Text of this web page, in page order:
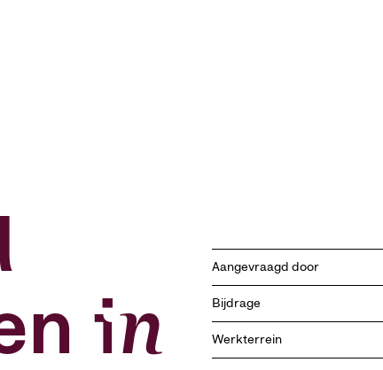
in
Aangevraagd door
Bijdrage
Werkterrein